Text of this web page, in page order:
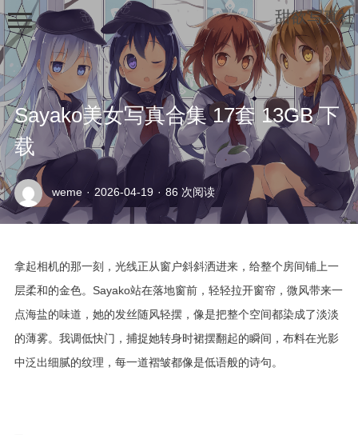
Sayako美女写真合集 17套 13GB 下
载
weme · 2026-04-19 · 86 次阅读
拿起相机的那一刻，光线正从窗户斜斜洒进来，给整个房间铺上一
层柔和的金色。Sayako站在落地窗前，轻轻拉开窗帘，微风带来一
点海盐的味道，她的发丝随风轻摆，像是把整个空间都染成了淡淡
的薄雾。我调低快门，捕捉她转身时裙摆翻起的瞬间，布料在光影
中泛出细腻的纹理，每一道褶皱都像是低语般的诗句。
甜欲写真社
示
例
面